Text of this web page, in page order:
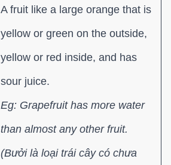
A fruit like a large orange that is
yellow or green on the outside,
yellow or red inside, and has
sour juice.
Eg: Grapefruit has more water
than almost any other fruit.
(Bưởi là loại trái cây có chưa